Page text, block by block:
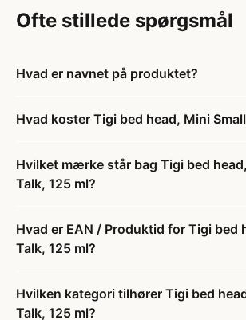
Ofte stillede spørgsmål
Hvad er navnet på produktet?
Hvad koster Tigi bed head, Mini
Hvilket mærke står bag Tigi bed
Talk, 125 ml?
Hvad er EAN / Produktid for Tigi bed
Talk, 125 ml?
Hvilken kategori tilhører Tigi bed
Talk, 125 ml?